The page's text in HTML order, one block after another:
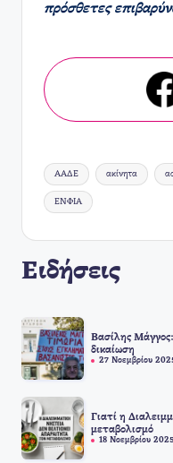
πρόσθετες
Ετικέτες:
ΑΑΔΕ ακίνητα
ΕΝΦΙΑ
Ειδήσεις
Βασίλης
δικαίωση
27 Νοεμβρίου
Γιατί η
μεταβολισμό
18 Νοεμβρίου 2025